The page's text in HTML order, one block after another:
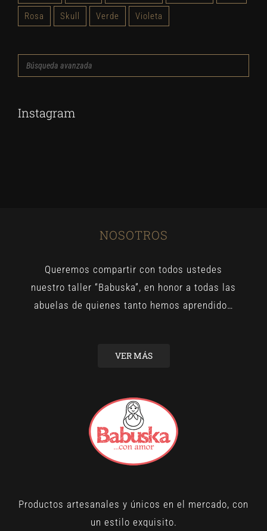
Rosa Skull Verde Violeta
Búsqueda
avanzada
Instagram
NOSOTROS
Queremos compartir con todos ustedes
nuestro taller “Babuska”, en honor a todas las
abuelas de quienes tanto hemos aprendido…
VER MÁS
Productos artesanales y únicos en el mercado, con
un estilo exquisito.